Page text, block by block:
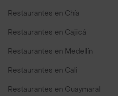
Restaurantes en Chía
Restaurantes en Cajicá
Restaurantes en Medellín
Restaurantes en Cali
Restaurantes en Guaymaral